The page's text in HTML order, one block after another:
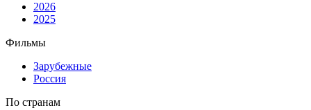
2026
2025
Фильмы
Зарубежные
Россия
По странам